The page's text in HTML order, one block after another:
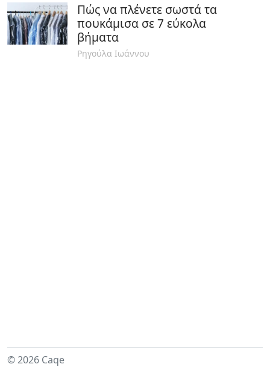
Πώς να πλένετε σωστά τα
πουκάμισα σε 7 εύκολα
βήματα
Ρηγούλα Ιωάννου
© 2026 Caqe